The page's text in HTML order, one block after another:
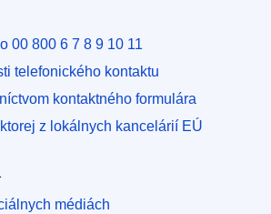
00 800 6 7 8 9 10 11
telefonického kontaktu
kontaktného formulára
z lokálnych kancelárií EÚ
médiách